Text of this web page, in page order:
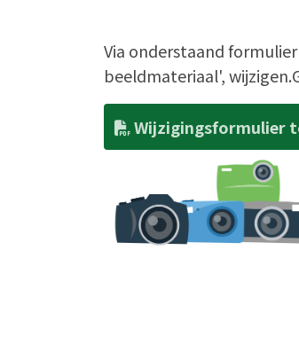
Via onderstaand
beeldmateriaal',
Wijzigingsformulier